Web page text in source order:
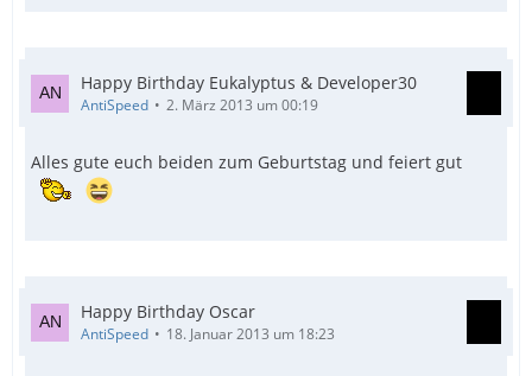
Happy Birthday Eukalyptus & Developer30
AntiSpeed 2. März 2013 um 00:19
Alles gute euch beiden zum Geburtstag und feiert gut
Happy Birthday Oscar
AntiSpeed 18. Januar 2013 um 18:23